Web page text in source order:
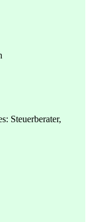
Steuerberater,